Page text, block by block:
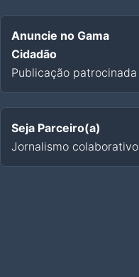
Anuncie no Gama
Cidadão
Publicação patrocinada
Seja Parceiro(a)
Jornalismo colaborativo